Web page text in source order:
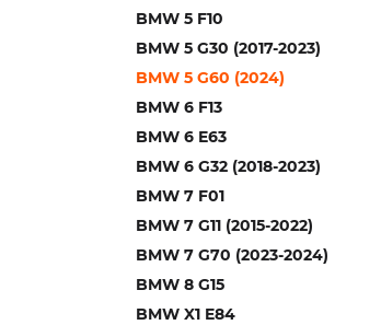
BMW 5 F10
BMW 5 G30 (2017-2023)
BMW 5 G60 (2024)
BMW 6 F13
BMW 6 E63
BMW 6 G32 (2018-2023)
BMW 7 F01
BMW 7 G11 (2015-2022)
BMW 7 G70 (2023-2024)
BMW 8 G15
BMW X1 E84